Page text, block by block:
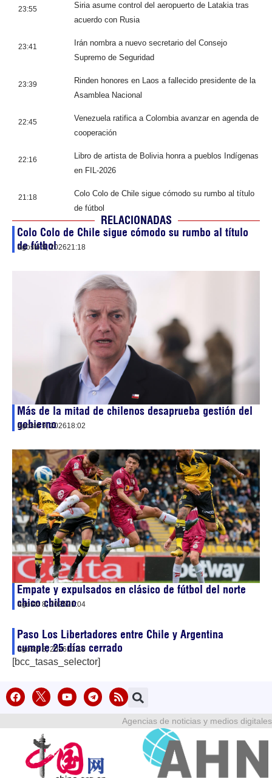
23:55
Siria asume control del aeropuerto de Latakia tras
acuerdo con Rusia
23:41
Irán nombra a nuevo secretario del Consejo
Supremo de Seguridad
23:39
Rinden honores en Laos a fallecido presidente de la
Asamblea Nacional
22:45
Venezuela ratifica a Colombia avanzar en agenda de
cooperación
22:16
Libro de artista de Bolivia honra a pueblos Indígenas
en FIL-2026
21:18
Colo Colo de Chile sigue cómodo su rumbo al título
de fútbol
RELACIONADAS
Colo Colo de Chile sigue cómodo su rumbo al título
de fútbol
agosto 9, 202621:18
Más de la mitad de chilenos desaprueba gestión del
gobierno
agosto 9, 202618:02
Empate y expulsados en clásico de fútbol del norte
chico chileno
agosto 8, 202621:04
Paso Los Libertadores entre Chile y Argentina
cumple 25 días cerrado
agosto 8, 202613:10
[bcc_tasas_selector]
Agencias de noticias y medios digitales